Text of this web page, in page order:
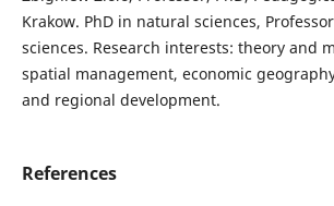
Krakow. PhD in natural sciences,
sciences. Research interests: theory and
spatial management, economic
and regional development.
References